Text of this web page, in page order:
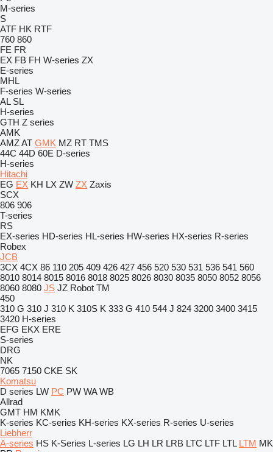
M-series
S
ATF HK RTF
760 860
FE FR
EX FB FH W-series ZX
E-series
MHL
F-series W-series
AL SL
H-series
GTH Z series
AMK
AMZAT GMK MZ RT TMS
44C 44D 60E D-series
H-series
Hitachi
EG EX KH LX ZW ZX Zaxis
SCX
806 906
T-series
RS
EX-series HD-series HL-series HW-series HX-series R-series
Robex
JCB
3CX 4CX 86 110 205 409 426 427 456 520 530 531 536 541 560
8010 8014 8015 8016 8018 8025 8026 8030 8035 8050 8052 8056
8060 8080 JS JZ Robot TM
450
310 G 310 J 310 K 310S K 333 G 410 544 J 824 3200 3400 3415
3420 H-series
EFG EKX ERE
S-series
DRG
NK
7065 7150 CKE SK
Komatsu
D series LW PC PW WA WB
Allrad
GMT HM KMK
K-series KC-series KH-series KX-series R-series U-series
Liebherr
A-series HS K-Series L-series LG LH LR LRB LTC LTF LTL LTM MK